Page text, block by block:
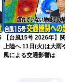
【台風15号 2026年】関
上陸へ 11日(火)は大雨や
風による交通影響は